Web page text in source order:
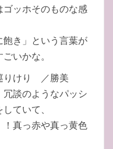
ゴッホそのものな感
飽き」という言葉が
いかな。
りけり ／勝美
談のようなパッシ
ていて、
真っ赤や真っ黄色